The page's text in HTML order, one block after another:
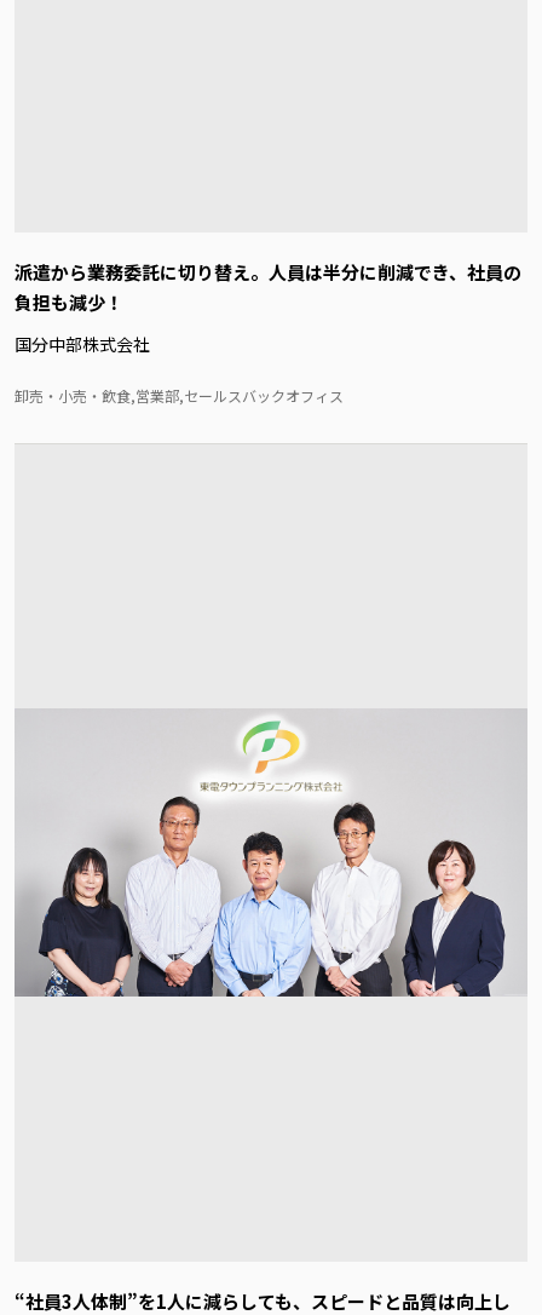
派遣から業務委託に切り替え。人員は半分に削減でき、社員の
負担も減少！
国分中部株式会社
卸売・小売・飲食,営業部,セールスバックオフィス
“社員3人体制”を1人に減らしても、スピードと品質は向上し